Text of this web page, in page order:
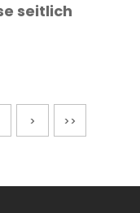
seitlich
> >>